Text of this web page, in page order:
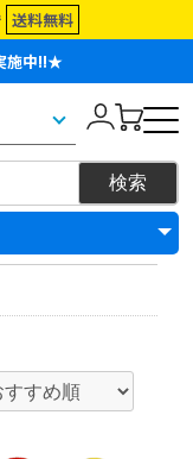
送料無料
施中!!★